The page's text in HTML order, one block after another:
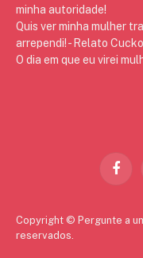
minha autoridade!
Quis ver minha mulher
arrependi! - Relato
O dia em que eu virei
Copyright © Pergunte a
reservados.